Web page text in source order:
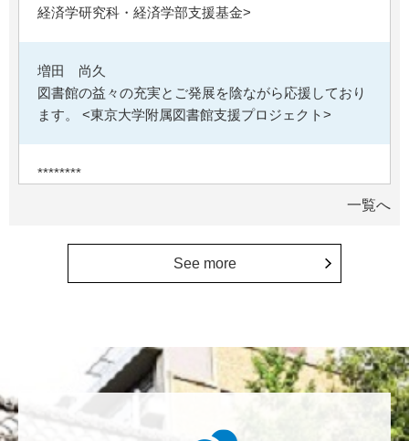
経済学研究科・経済学部支援基金>
増田 尚久
図書館の益々の充実とご発展を陰ながら応援しており
ます。 <東京大学附属図書館支援プロジェクト>
********
植物は、実は植物同士全世界の植物で繋がっている。
植物が未来に繋がっている。 地球や室内の空気清浄、
る。 植物、素晴らしい。 世界の学会でも、子供たち
にも、植物の素晴らしさ、凄さを伝えていってほし
美味しいお寿司、刺身、美味しい魚、美味しい日本
も未来永劫 美味しいお寿司、刺身、日本米を子供た
一覧へ
See more